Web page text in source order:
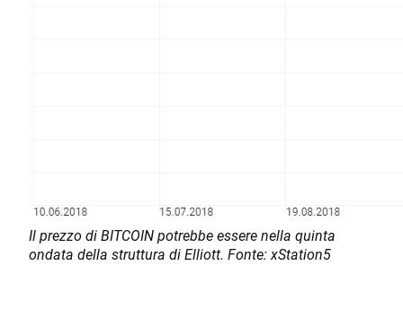
Il prezzo di BITCOIN potrebbe essere nella quinta
ondata della struttura di Elliott. Fonte: xStation5